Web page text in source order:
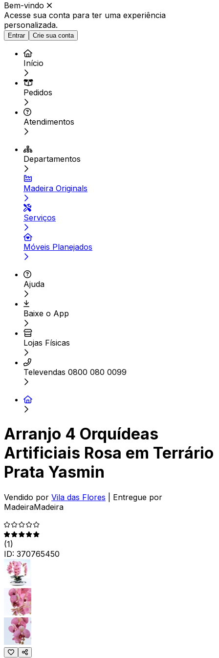
Bem-vindo
Acesse sua conta para ter uma experiência
personalizada.
Entrar Crie sua conta
Início
Pedidos
Atendimentos
Departamentos
Madeira Originals
Serviços
Móveis Planejados
Ajuda
Baixe o App
Lojas Físicas
Televendas 0800 080 0099
Arranjo 4 Orquídeas
Artificiais Rosa em Terrário
Prata Yasmin
Vendido por Vila das Flores
| Entregue por
MadeiraMadeira
(1)
ID: 370765450